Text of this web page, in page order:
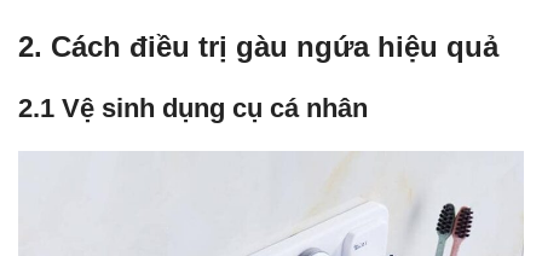
2. Cách điều trị gàu ngứa hiệu quả
2.1 Vệ sinh dụng cụ cá nhân